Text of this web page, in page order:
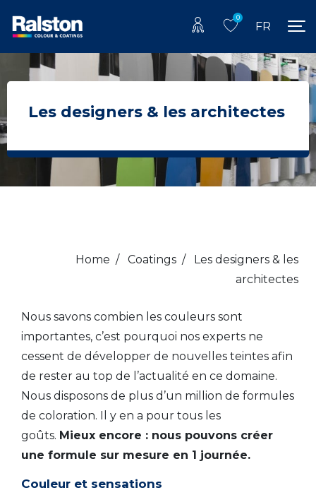
0
FR
Les designers & les architectes
Home / Coatings / Les designers & les
architectes
Nous savons combien les couleurs sont
importantes, c’est pourquoi nos experts ne
cessent de développer de nouvelles teintes afin
de rester au top de l’actualité en ce domaine.
Nous disposons de plus d’un million de formules
de coloration. Il y en a pour tous les
goûts. Mieux encore : nous pouvons créer
une formule sur mesure en 1 journée.
Couleur et sensations